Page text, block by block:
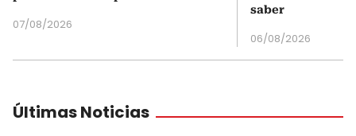
07/08/2026
saber
06/08/2026
Últimas Noticias